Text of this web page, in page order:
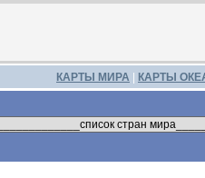
КАРТЫ МИРА КАРТЫ